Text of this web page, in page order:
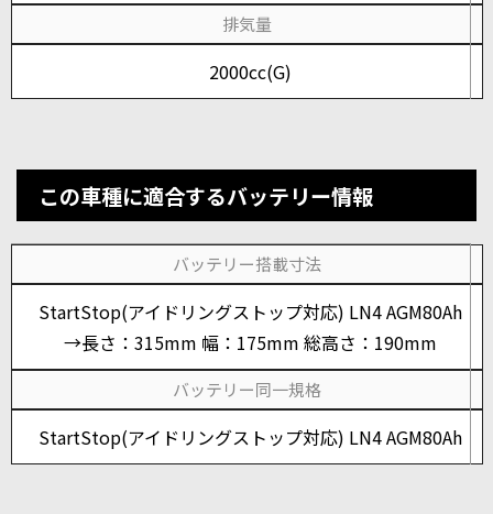
排気量
2000cc(G)
この車種に適合するバッテリー情報
バッテリー搭載寸法
StartStop(アイドリングストップ対応) LN4 AGM80Ah
→長さ：315mm 幅：175mm 総高さ：190mm
バッテリー同一規格
StartStop(アイドリングストップ対応) LN4 AGM80Ah